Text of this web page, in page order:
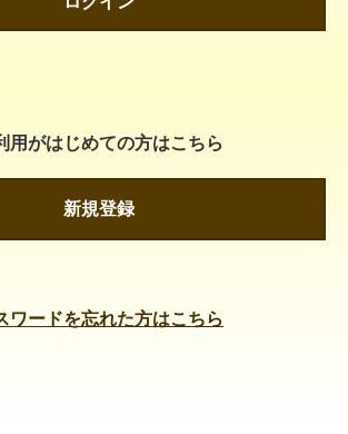
用がはじめての方はこちら
新規登録
ワードを忘れた方はこちら